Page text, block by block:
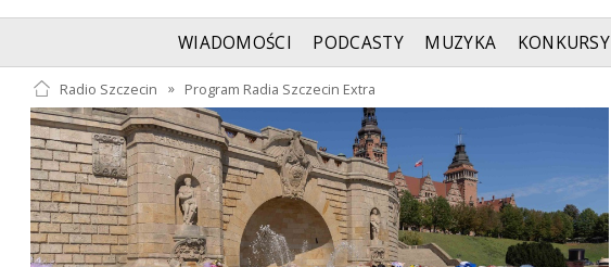
WIADOMOŚCI PODCASTY MUZYKA KONKURSY
Radio Szczecin » Program Radia Szczecin Extra